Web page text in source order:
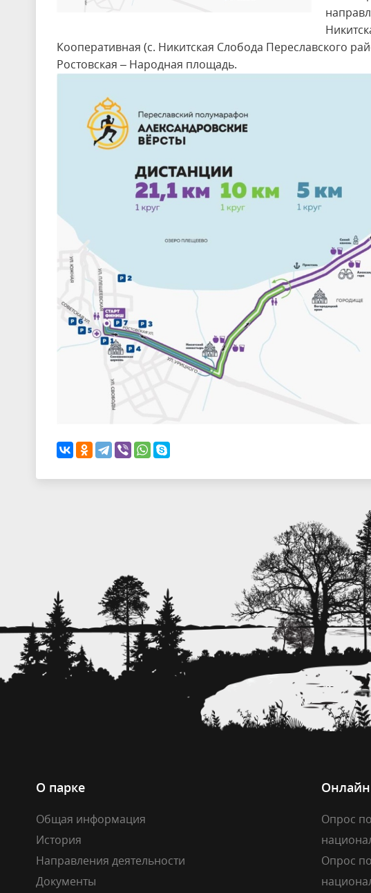
Кооперативная (с. Никитская Слобода Переславского
Ростовская – Народная площадь.
О парке
Общая информация
История
Направления деятельности
Документы
Онлайн
Опрос
Опрос